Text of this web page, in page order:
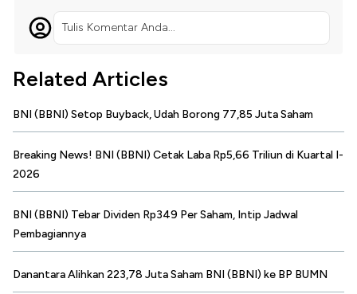
Tulis Komentar Anda...
Related Articles
BNI (BBNI) Setop Buyback, Udah Borong 77,85 Juta Saham
Breaking News! BNI (BBNI) Cetak Laba Rp5,66 Triliun di Kuartal I-
2026
BNI (BBNI) Tebar Dividen Rp349 Per Saham, Intip Jadwal
Pembagiannya
Danantara Alihkan 223,78 Juta Saham BNI (BBNI) ke BP BUMN